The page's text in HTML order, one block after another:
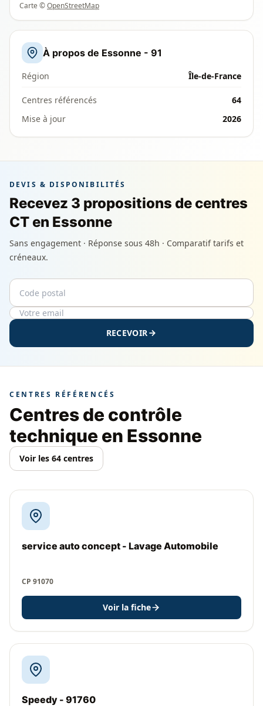
Carte ©OpenStreetMap
À propos de Essonne - 91
Région Île-de-France
Centres référencés
64
Mise à jour
2026
DEVIS & DISPONIBILITÉS
Recevez 3 propositions de centres
CT en Essonne
Sans engagement · Réponse sous 48h · Comparatif tarifs et
créneaux.
Code postal
Email
RECEVOIR
CENTRES RÉFÉRENCÉS
Centres de contrôle
technique en Essonne
Voir les 64 centres
service auto concept - Lavage Automobile
CP 91070
Voir la fiche
Speedy - 91760